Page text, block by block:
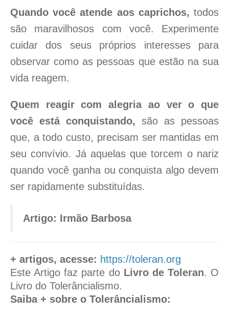
Quando você atende aos caprichos, todos
são maravilhosos com você. Experimente
cuidar dos seus próprios interesses para
observar como as pessoas que estão na sua
vida reagem.
Quem reagir com alegria ao ver o que
você está conquistando, são as pessoas
que, a todo custo, precisam ser mantidas em
seu convívio. Já aquelas que torcem o nariz
quando você ganha ou conquista algo devem
ser rapidamente substituídas.
Artigo: Irmão Barbosa
+ artigos, acesse: https://toleran.org
Este Artigo faz parte do Livro de Toleran. O
Livro do Tolerâncialismo.
Saiba + sobre o Tolerâncialismo: